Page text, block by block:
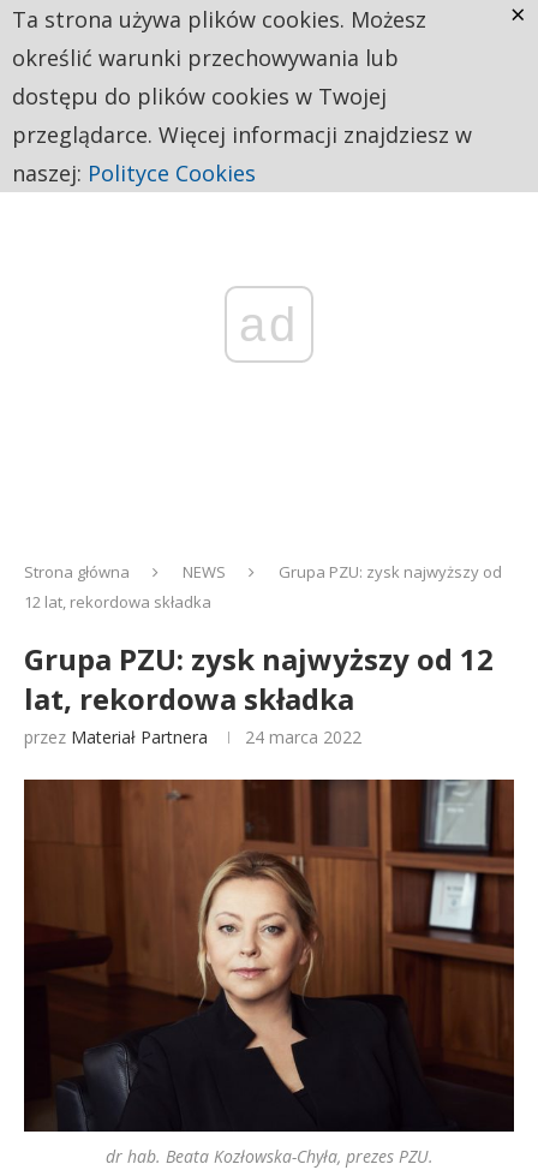
ad
Strona główna NEWS
Grupa PZU: zysk najwyższy od
12 lat, rekordowa składka
Grupa PZU: zysk najwyższy od 12
lat, rekordowa składka
przez Materiał Partnera 24 marca 2022
dr hab. Beata Kozłowska-Chyła, prezes PZU.
Ta strona używa plików cookies. Możesz
określić warunki przechowywania lub
dostępu do plików cookies w Twojej
przeglądarce. Więcej informacji znajdziesz w
naszej: Polityce Cookies
×